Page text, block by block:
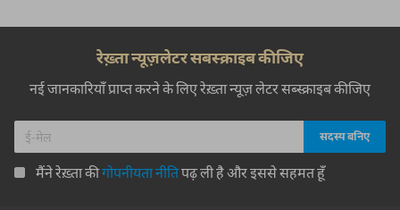
रेख़्ता न्यूज़लेटर सबस्क्राइब कीजिए
नई जानकारियाँ प्राप्त करने के लिए रेख़्ता न्यूज़ लेटर सब्स्क्राइब कीजिए
मैंने रेख़्ता कीगोपनीयता नीतिपढ़ ली है और इससे सहमत हूँ